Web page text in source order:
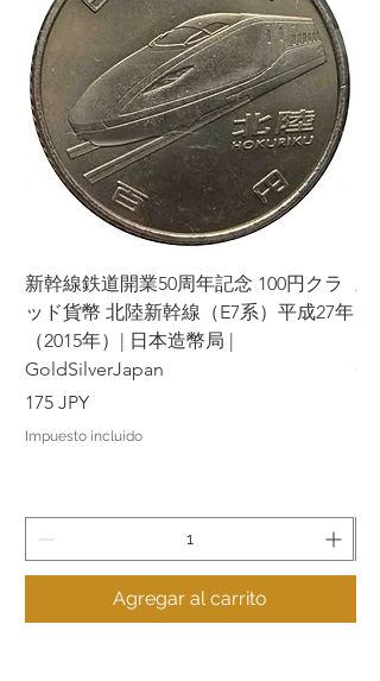
新幹線鉄道開業50周年記念 100円クラ
ッド貨幣 北陸新幹線（E7系）平成27年
（2015年）| 日本造幣局 |
GoldSilverJapan
Precio
175 JPY
Impuesto incluido
Agregar al carrito